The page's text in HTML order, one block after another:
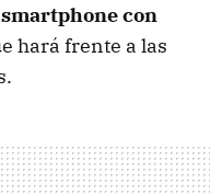
con
hará frente a las